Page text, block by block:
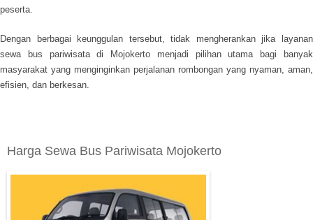
peserta.
Dengan berbagai keunggulan tersebut, tidak mengherankan jika layanan
sewa bus pariwisata di Mojokerto menjadi pilihan utama bagi banyak
masyarakat yang menginginkan perjalanan rombongan yang nyaman, aman,
efisien, dan berkesan.
Harga Sewa Bus Pariwisata Mojokerto